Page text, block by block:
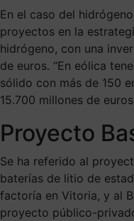
En el caso del
proyectos en la
hidrógeno, con una
de euros. “En eólica
sólido con más de 150
15.700 millones de
Proyecto
Se ha referido al
baterías de litio de
factoría en Vitoria, y al
proyecto público-